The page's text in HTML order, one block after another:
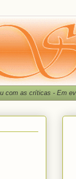
com as críticas - Em